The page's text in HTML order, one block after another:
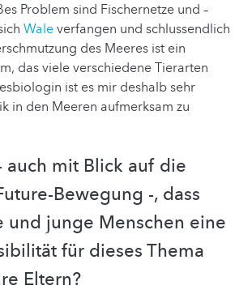
Problem sind Fischernetze und –
Waleverfangen und schlussendlich
des Meeres ist ein
das viele verschiedene Tierarten
ist es mir deshalb sehr
in den Meeren aufmerksam zu
auch mit Blick auf die
Bewegung -, dass
und junge Menschen eine
für dieses Thema
Eltern?